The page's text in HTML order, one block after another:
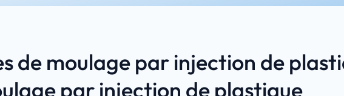
de moulage par injection de
par injection de plastique